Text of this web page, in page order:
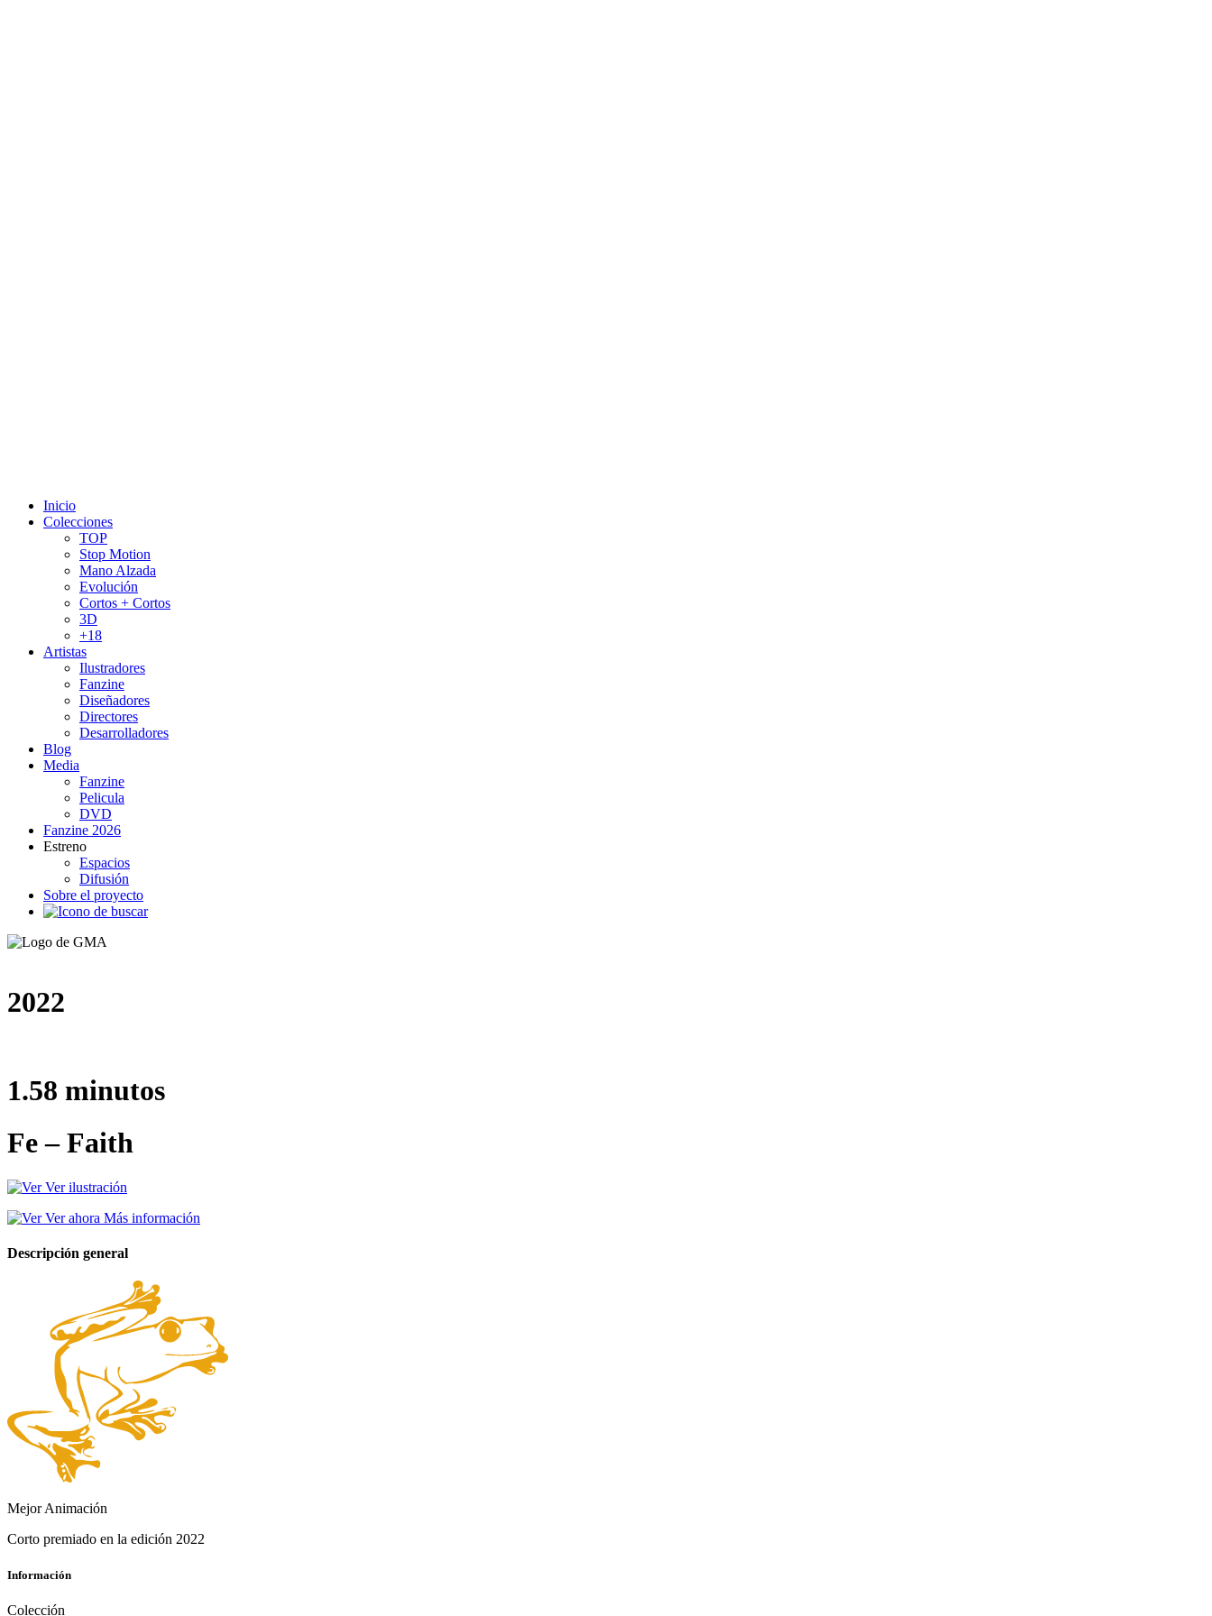
Inicio
Colecciones
TOP
Stop Motion
Mano Alzada
Evolución
Cortos + Cortos
3D
+18
Artistas
Ilustradores
Fanzine
Diseñadores
Directores
Desarrolladores
Blog
Media
Fanzine
Pelicula
DVD
Fanzine 2026
Estreno
Espacios
Difusión
Sobre el proyecto
2022
1.58 minutos
Fe – Faith
Ver ilustración
Ver ahora Más información
Descripción general
Mejor Animación
Corto premiado en la edición 2022
Información
Colección